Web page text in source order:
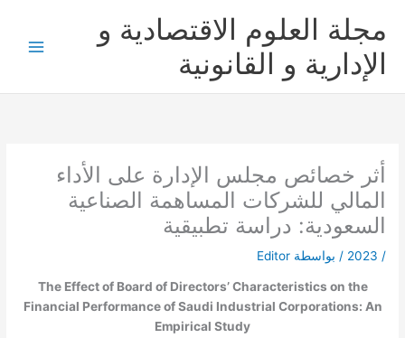
المحتوى
مجلة العلوم الاقتصادية و
الإدارية و القانونية
أثر خصائص مجلس الإدارة على الأداء
المالي للشركات المساهمة الصناعية
السعودية: دراسة تطبيقية
/
2023 / بواسطة Editor
The Effect of Board of Directors’ Characteristics on the
Financial Performance of Saudi Industrial Corporations: An
Empirical Study